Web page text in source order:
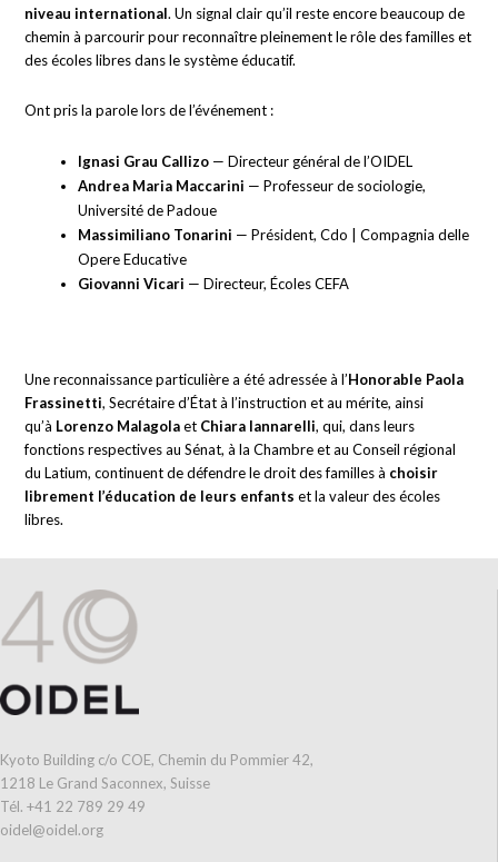
niveau international. Un signal clair qu’il reste encore beaucoup de
chemin à parcourir pour reconnaître pleinement le rôle des familles et
des écoles libres dans le système éducatif.
Ont pris la parole lors de l’événement :
Ignasi Grau Callizo — Directeur général de l’OIDEL
Andrea Maria Maccarini — Professeur de sociologie,
Université de Padoue
Massimiliano Tonarini — Président, Cdo | Compagnia delle
Opere Educative
Giovanni Vicari — Directeur, Écoles CEFA
Une reconnaissance particulière a été adressée à l’Honorable Paola
Frassinetti, Secrétaire d’État à l’instruction et au mérite, ainsi
qu’à Lorenzo Malagolaet Chiara Iannarelli, qui, dans leurs
fonctions respectives au Sénat, à la Chambre et au Conseil régional
du Latium, continuent de défendre le droit des familles à choisir
librement l’éducation de leurs enfants et la valeur des écoles
libres.
Kyoto Building c/o COE, Chemin du Pommier 42,
1218 Le Grand Saconnex, Suisse
Tél. +41 22 789 29 49
oidel@oidel.org